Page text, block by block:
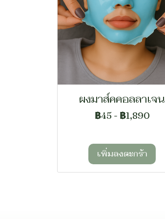
ผงมาส์คคอลลาเจน
฿45- ฿1,890
เพิ่มลงตะกร้า